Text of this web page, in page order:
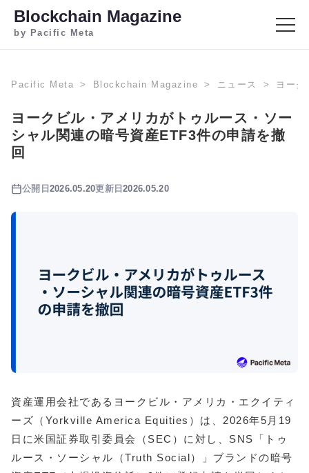
Blockchain Magazine
by Pacific Meta
Pacific Meta Blockchain Magazine ニュース ヨー
ヨークビル・アメリカがトゥルース・ソー
シャル関連の暗号資産ETF3件の申請を撤
回
公開日 2026.05.20更新日2026.05.20
資産運用会社であるヨークビル・アメリカ・エクイティ
ーズ（Yorkville America Equities）は、2026年5月19
日に米国証券取引委員会（SEC）に対し、SNS「トゥ
ルース・ソーシャル（Truth Social）」ブランドの暗号